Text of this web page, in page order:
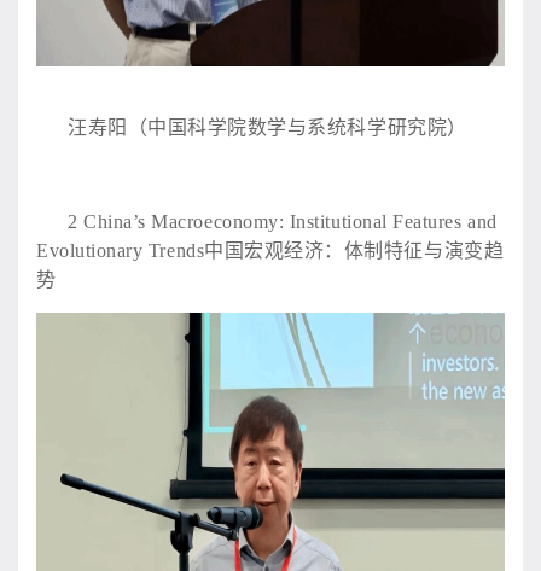
汪寿阳（中国科学院数学与系统科学研究院）
2 China’s Macroeconomy: Institutional Features and
Evolutionary Trends中国宏观经济：体制特征与演变趋
势